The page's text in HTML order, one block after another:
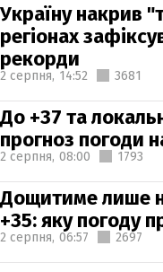
Україну накрив
регіонах
рекорди
2 серпня, 14:52 3681
До +37 та
прогноз погоди
2 серпня, 08:00 1793
Дощитиме лише
+35: яку погоду
2 серпня, 06:57 2697